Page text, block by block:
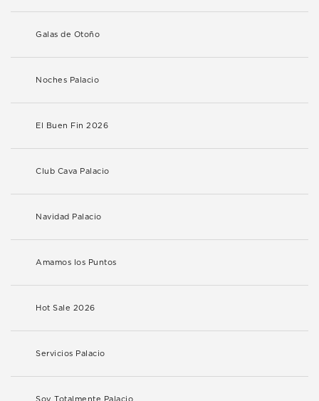
Galas de Otoño
Noches Palacio
El Buen Fin 2026
Club Cava Palacio
Navidad Palacio
Amamos los Puntos
Hot Sale 2026
Servicios Palacio
Soy Totalmente Palacio